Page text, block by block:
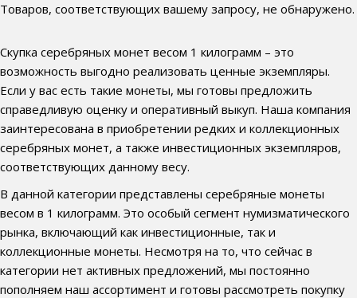
Товаров, соответствующих вашему запросу, не обнаружено.
Скупка серебряных монет весом 1 килограмм – это
возможность выгодно реализовать ценные экземпляры.
Если у вас есть такие монеты, мы готовы предложить
справедливую оценку и оперативный выкуп. Наша компания
заинтересована в приобретении редких и коллекционных
серебряных монет, а также инвестиционных экземпляров,
соответствующих данному весу.
В данной категории представлены серебряные монеты
весом в 1 килограмм. Это особый сегмент нумизматического
рынка, включающий как инвестиционные, так и
коллекционные монеты. Несмотря на то, что сейчас в
категории нет активных предложений, мы постоянно
пополняем наш ассортимент и готовы рассмотреть покупку